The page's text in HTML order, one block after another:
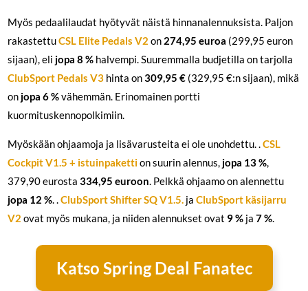
Myös pedaalilaudat hyötyvät näistä hinnanalennuksista. Paljon
rakastettuCSL Elite Pedals V2 on 274,95 euroa (299,95 euron
sijaan), eli jopa 8 % halvempi. Suuremmalla budjetilla on tarjolla
ClubSport Pedals V3 hinta on309,95 € (329,95 €:n sijaan), mikä
on jopa 6 %vähemmän. Erinomainen portti
kuormituskennopolkimiin.
Myöskään ohjaamoja ja lisävarusteita ei ole unohdettu. .CSL
Cockpit V1.5 + istuinpakettion suurin alennus, jopa 13 %,
379,90 eurosta334,95 euroon. Pelkkä ohjaamo on alennettu
jopa 12 %. .ClubSport Shifter SQ V1.5. jaClubSport käsijarru
V2 ovat myös mukana, ja niiden alennukset ovat 9 % ja7 %.
Katso Spring Deal Fanatec